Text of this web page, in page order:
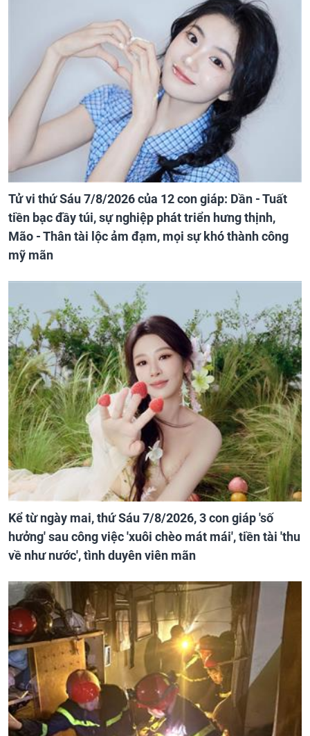
Tử vi thứ Sáu 7/8/2026 của 12 con giáp: Dần - Tuất
tiền bạc đầy túi, sự nghiệp phát triển hưng thịnh,
Mão - Thân tài lộc ảm đạm, mọi sự khó thành công
mỹ mãn
Kể từ ngày mai, thứ Sáu 7/8/2026, 3 con giáp 'số
hưởng' sau công việc 'xuôi chèo mát mái', tiền tài 'thu
về như nước', tình duyên viên mãn